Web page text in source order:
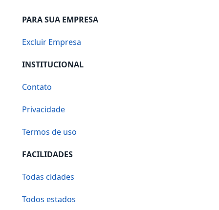
PARA SUA EMPRESA
Excluir Empresa
INSTITUCIONAL
Contato
Privacidade
Termos de uso
FACILIDADES
Todas cidades
Todos estados